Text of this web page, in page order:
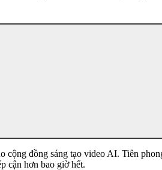
đồng sáng tạo video AI. Tiên
cận hơn bao giờ hết.